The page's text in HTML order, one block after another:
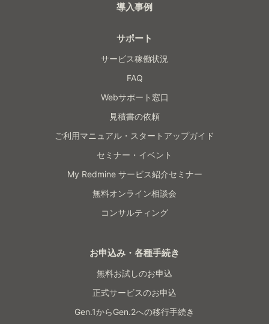
導入事例
サポート
サービス稼働状況
FAQ
Webサポート窓口
見積書の依頼
ご利用マニュアル・スタートアップガイド
セミナー・イベント
My Redmine サービス紹介セミナー
無料オンライン相談会
コンサルティング
お申込み・各種手続き
無料お試しのお申込
正式サービスのお申込
Gen.1からGen.2への移行手続き